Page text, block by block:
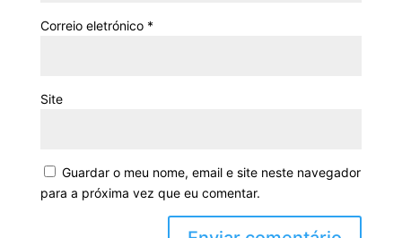
Correio eletrónico *
Site
Guardar o meu nome, email e site neste navegador
para a próxima vez que eu comentar.